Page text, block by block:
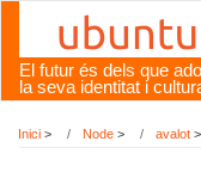
contingut
El futur és dels que
la seva identitat i
Inici > Node > avalot >